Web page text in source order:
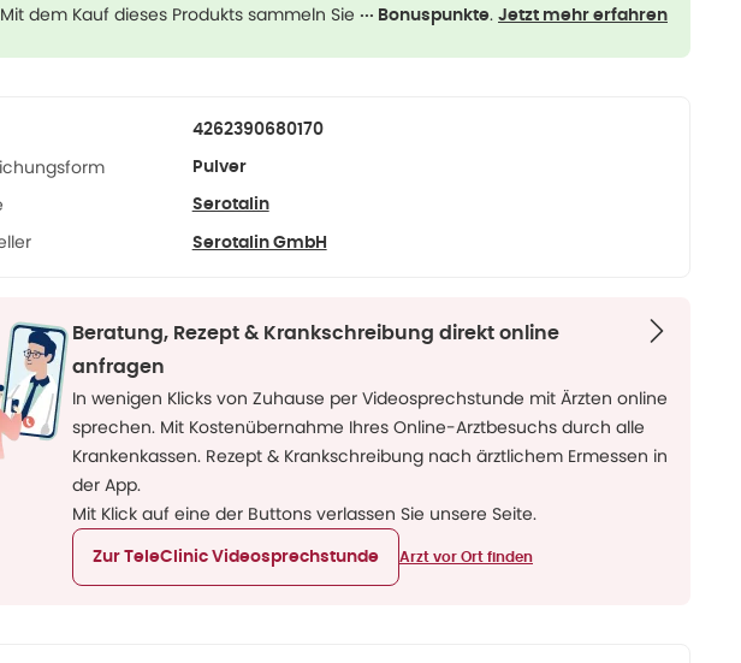
Mit dem Kauf dieses Produkts sammeln Sie ··· Bonuspunkte. Jetzt mehr erfahren
4262390680170
Pulver
Serotalin
Serotalin GmbH
Beratung, Rezept & Krankschreibung direkt online
anfragen
In wenigen Klicks von Zuhause per Videosprechstunde mit Ärzten online
sprechen. Mit Kostenübernahme Ihres Online-Arztbesuchs durch alle
Krankenkassen. Rezept & Krankschreibung nach ärztlichem Ermessen in
der App.
Mit Klick auf eine der Buttons verlassen Sie unsere Seite.
Zur TeleClinic Videosprechstunde Arzt vor Ort finden